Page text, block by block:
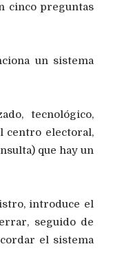
cinco preguntas
un sistema
tecnológico,
centro electoral,
que hay un
introduce el
seguido de
el sistema